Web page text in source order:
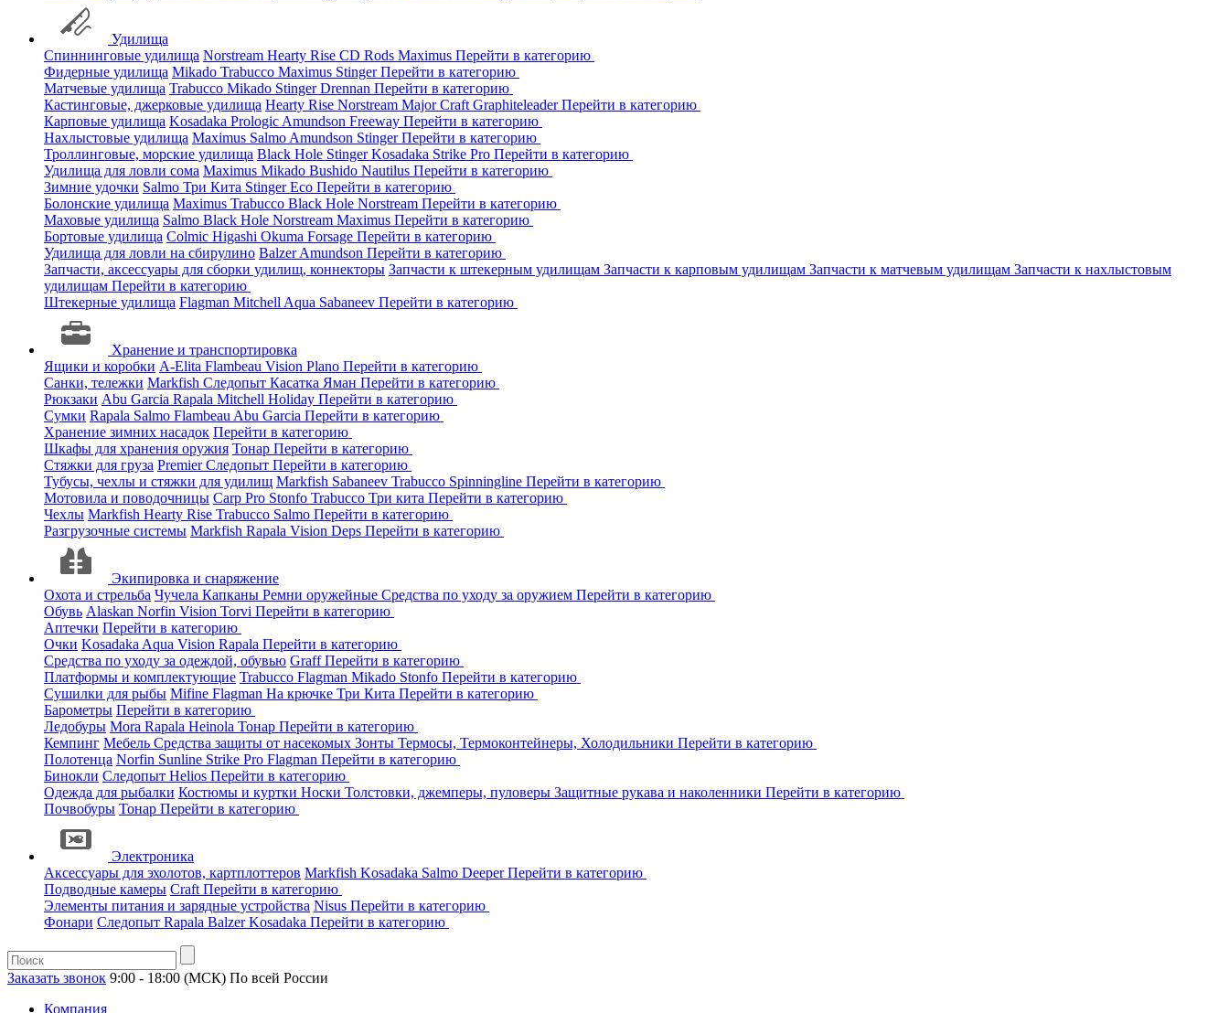
Удилища
Спиннинговые удилища Norstream Hearty Rise CD Rods Maximus Перейти в категорию
Фидерные удилища Mikado Trabucco Maximus StingerПерейти в категорию
Матчевые удилища Trabucco Mikado StingerDrennan Перейти в категорию
Кастинговые, джерковые удилища Hearty Rise Norstream Major Craft GraphiteleaderПерейти в категорию
Карповые удилища Kosadaka Prologic Amundson Freeway Перейти в категорию
Нахлыстовые удилища Maximus Salmo Amundson StingerПерейти в категорию
Троллинговые, морские удилища Black Hole StingerKosadaka Strike Pro Перейти в категорию
Удилища для ловли сома Maximus Mikado Bushido Nautilus Перейти в категорию
Зимние удочки Salmo Три Кита StingerEco Перейти в категорию
Болонские удилища Maximus Trabucco Black Hole Norstream Перейти в категорию
Маховые удилища Salmo Black Hole Norstream Maximus Перейти в категорию
Бортовые удилища Colmic Higashi Okuma Forsage Перейти в категорию
Удилища для ловли на сбирулино BalzerAmundson Перейти в категорию
Запчасти, аксессуары для сборки удилищ, коннекторы Запчасти к штекерным удилищам Запчасти к карповым удилищам Запчасти к матчевым удилищам Запчасти к нахлыстовым
удилищам Перейти в категорию
Штекерные удилища Flagman Mitchell Aqua Sabaneev Перейти в категорию
Хранение и транспортировка
Ящики и коробки A-Elita Flambeau Vision Plano Перейти в категорию
Санки, тележки Markfish Следопыт Касатка Яман Перейти в категорию
Рюкзаки Abu Garcia Rapala Mitchell Holiday Перейти в категорию
Сумки Rapala Salmo Flambeau Abu Garcia Перейти в категорию
Хранение зимних насадок Перейти в категорию
Шкафы для хранения оружия Тонар Перейти в категорию
Стяжки для груза PremierСледопыт Перейти в категорию
Тубусы, чехлы и стяжки для удилищ Markfish Sabaneev Trabucco Spinningline Перейти в категорию
Мотовила и поводочницы Carp Pro Stonfo Trabucco Три кита Перейти в категорию
Чехлы Markfish Hearty Rise Trabucco Salmo Перейти в категорию
Разгрузочные системы Markfish Rapala Vision Deps Перейти в категорию
Экипировка и снаряжение
Охота и стрельба Чучела Капканы Ремни оружейные Средства по уходу за оружием Перейти в категорию
Обувь Alaskan Norfin Vision Torvi Перейти в категорию
Аптечки Перейти в категорию
Очки Kosadaka Aqua Vision Rapala Перейти в категорию
Средства по уходу за одеждой, обувью GraffПерейти в категорию
Платформы и комплектующие Trabucco Flagman Mikado Stonfo Перейти в категорию
Сушилки для рыбы Mifine Flagman На крючке Три Кита Перейти в категорию
Барометры Перейти в категорию
Ледобуры Mora Rapala Heinola Тонар Перейти в категорию
Кемпинг Мебель Средства защиты от насекомых Зонты Термосы, Термоконтейнеры, Холодильники Перейти в категорию
Полотенца Norfin Sunline Strike Pro Flagman Перейти в категорию
Бинокли Следопыт Helios Перейти в категорию
Одежда для рыбалки Костюмы и куртки Носки Толстовки, джемперы, пуловеры Защитные рукава и наколенники Перейти в категорию
Почвобуры Тонар Перейти в категорию
Электроника
Аксессуары для эхолотов, картплоттеров Markfish Kosadaka Salmo DeeperПерейти в категорию
Подводные камеры Craft Перейти в категорию
Элементы питания и зарядные устройства Nisus Перейти в категорию
Фонари Следопыт Rapala BalzerKosadaka Перейти в категорию
Заказать звонок 9:00 - 18:00 (МСК) По всей России
Компания